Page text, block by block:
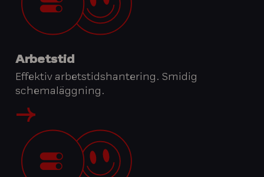
Arbetstid
Effektiv arbetstidshantering. Smidig
schemaläggning.